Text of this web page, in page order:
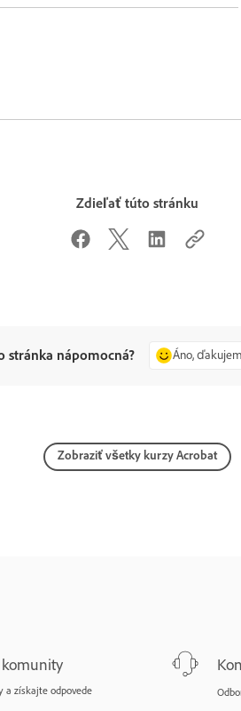
Zdieľať túto stránku
stránka nápomocná? Áno, ďakujem
Zobraziť všetky kurzy Acrobat
komunity
a získajte odpovede